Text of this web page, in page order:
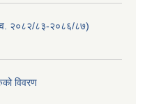
२०८२/८३-२०८६/८७)
विवरण